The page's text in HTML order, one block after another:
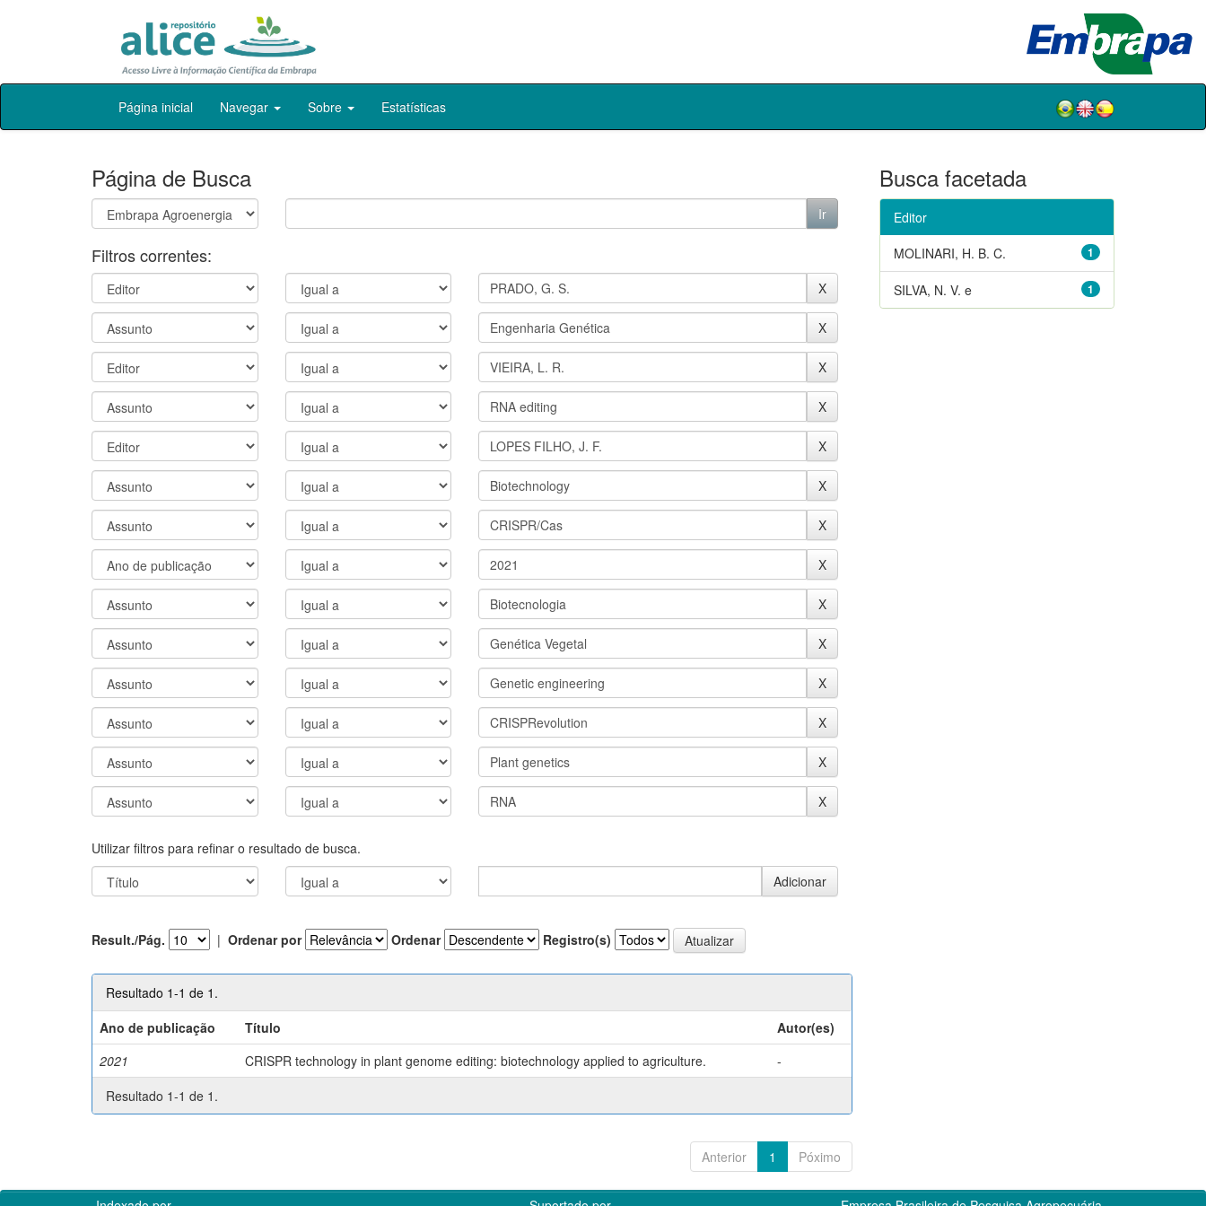
Skip
Página inicial Navegar Sobre Estatísticas
Página de Busca
Filtros correntes:
Utilizar filtros para refinar o resultado de busca.
Result./Pág. | Ordenar por Ordenar Registro(s)
Resultado 1-1 de 1.
Ano de publicação
Título
Autor(es)
2021
CRISPR technology in plant genome editing: biotechnology applied to agriculture.
-
Resultado 1-1 de 1.
Anterior 1 Póximo
Busca facetada
Editor
1
MOLINARI, H. B. C.
1
SILVA, N. V. e